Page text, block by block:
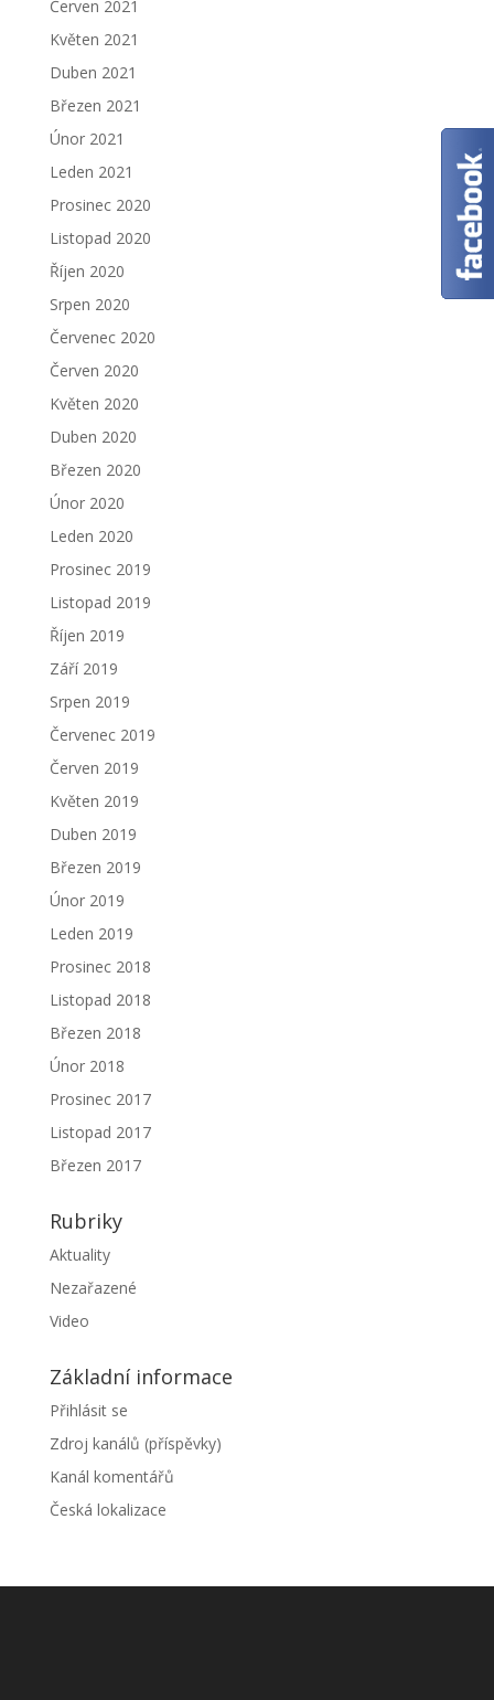
Červen 2021
Květen 2021
Duben 2021
Březen 2021
Únor 2021
Leden 2021
Prosinec 2020
Listopad 2020
Říjen 2020
Srpen 2020
Červenec 2020
Červen 2020
Květen 2020
Duben 2020
Březen 2020
Únor 2020
Leden 2020
Prosinec 2019
Listopad 2019
Říjen 2019
Září 2019
Srpen 2019
Červenec 2019
Červen 2019
Květen 2019
Duben 2019
Březen 2019
Únor 2019
Leden 2019
Prosinec 2018
Listopad 2018
Březen 2018
Únor 2018
Prosinec 2017
Listopad 2017
Březen 2017
Rubriky
Aktuality
Nezařazené
Video
Základní informace
Přihlásit se
Zdroj kanálů (příspěvky)
Kanál komentářů
Česká lokalizace